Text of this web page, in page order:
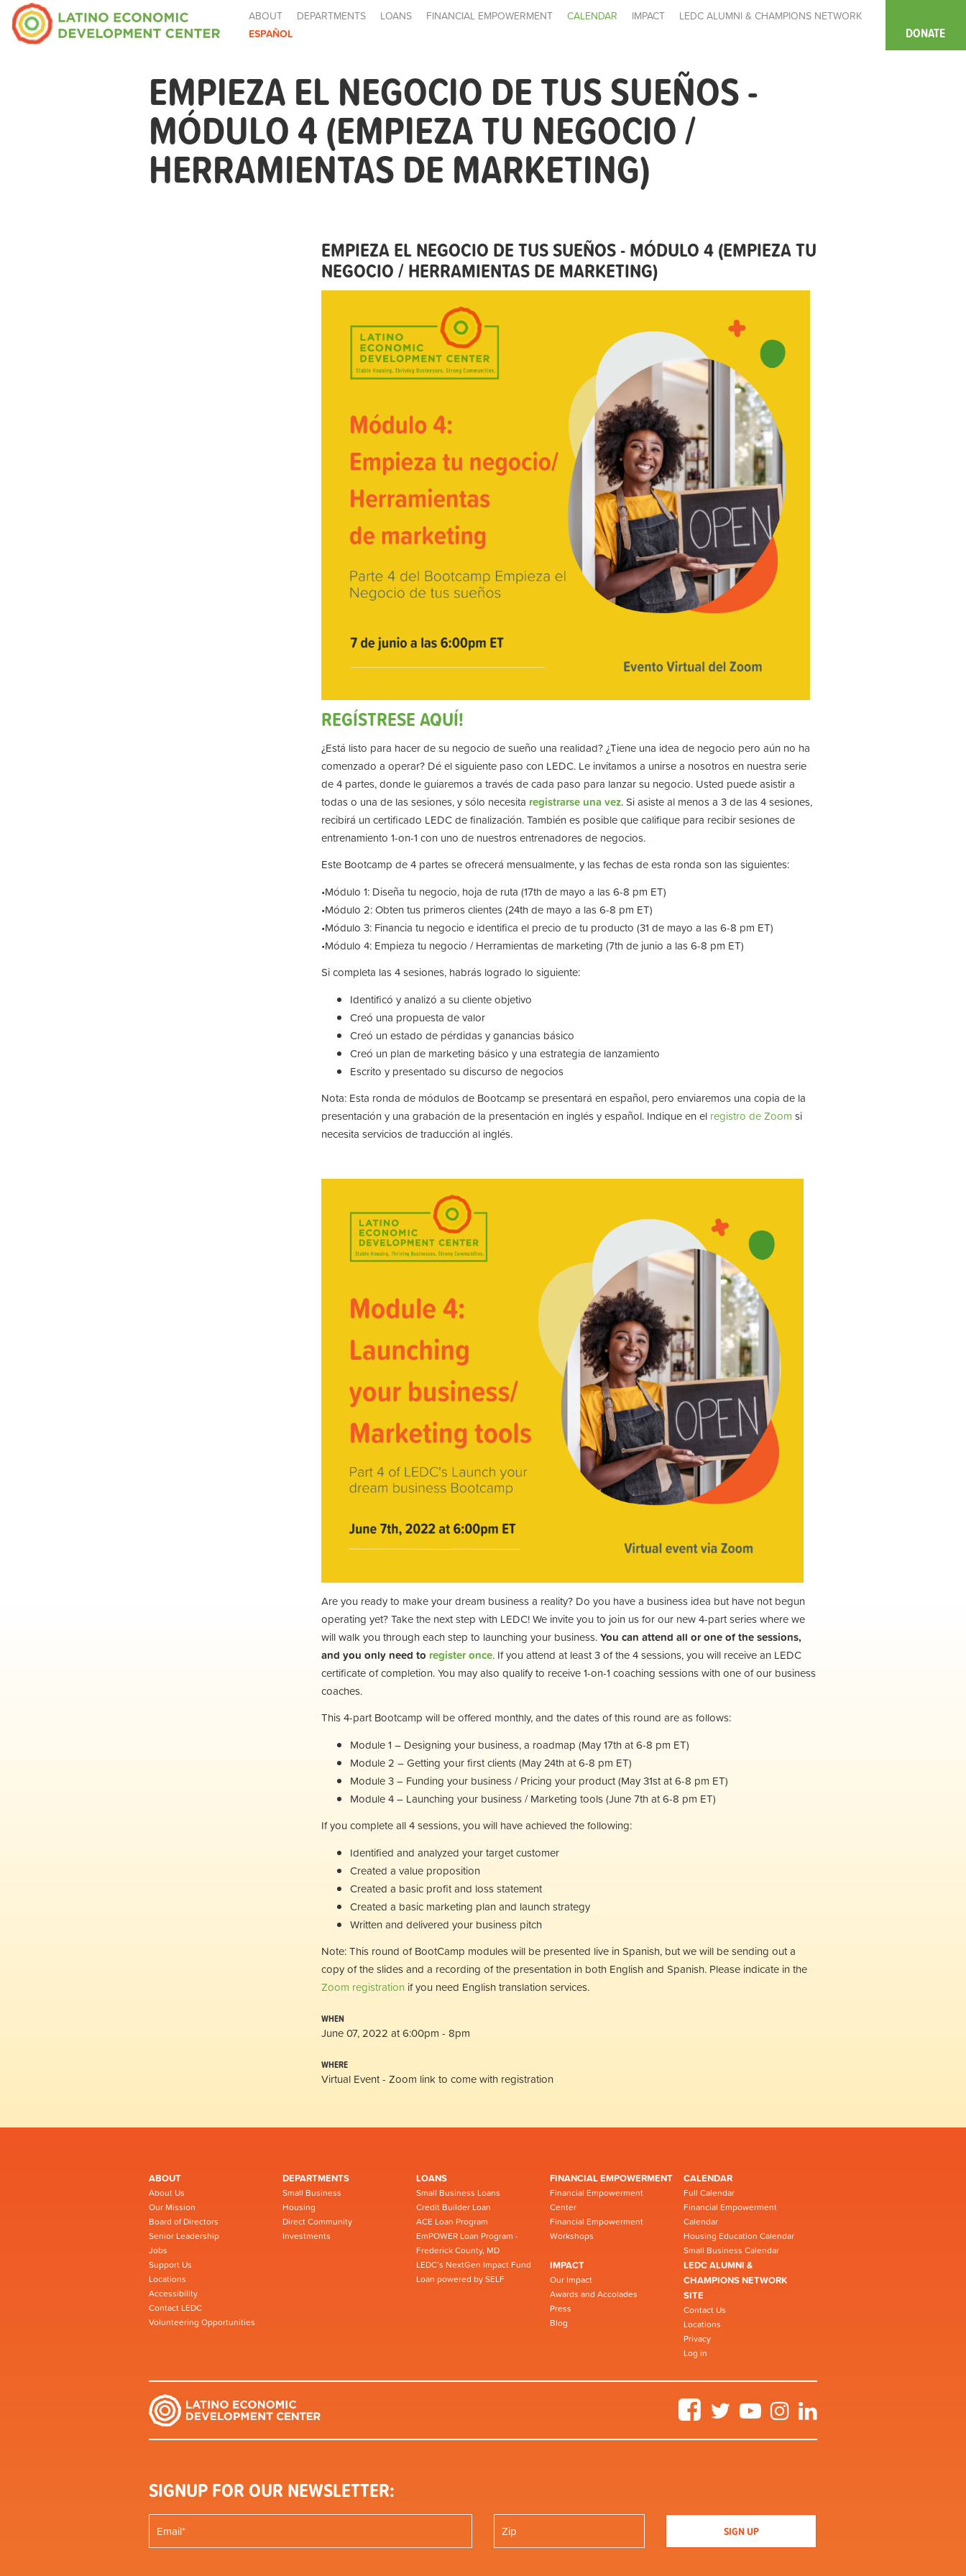
ABOUT DEPARTMENTS LOANS FINANCIAL EMPOWERMENT CALENDAR IMPACT
LEDC ALUMNI & CHAMPIONS NETWORK
ESPAÑOL
DONATE
EMPIEZA EL NEGOCIO DE TUS SUEÑOS -
MÓDULO 4 (EMPIEZA TU NEGOCIO /
HERRAMIENTAS DE MARKETING)
EMPIEZA EL NEGOCIO DE TUS SUEÑOS - MÓDULO 4 (EMPIEZA TU
NEGOCIO / HERRAMIENTAS DE MARKETING)
REGÍSTRESE AQUÍ!
¿Está listo para hacer de su negocio de sueño una realidad? ¿Tiene una idea de negocio pero aún no ha
comenzado a operar? Dé el siguiente paso con LEDC. Le invitamos a unirse a nosotros en nuestra serie
de 4 partes, donde le guiaremos a través de cada paso para lanzar su negocio. Usted puede asistir a
todas o una de las sesiones, y sólo necesita registrarse una vez. Si asiste al menos a 3 de las 4 sesiones,
recibirá un certificado LEDC de finalización. También es posible que califique para recibir sesiones de
entrenamiento 1-on-1 con uno de nuestros entrenadores de negocios.
Este Bootcamp de 4 partes se ofrecerá mensualmente, y las fechas de esta ronda son las siguientes:
•Módulo 1: Diseña tu negocio, hoja de ruta (17th de mayo a las 6-8 pm ET)
•Módulo 2: Obten tus primeros clientes (24th de mayo a las 6-8 pm ET)
•Módulo 3: Financia tu negocio e identifica el precio de tu producto (31 de mayo a las 6-8 pm ET)
•Módulo 4: Empieza tu negocio / Herramientas de marketing (7th de junio a las 6-8 pm ET)
Si completa las 4 sesiones, habrás logrado lo siguiente:
Identificó y analizó a su cliente objetivo
Creó una propuesta de valor
Creó un estado de pérdidas y ganancias básico
Creó un plan de marketing básico y una estrategia de lanzamiento
Escrito y presentado su discurso de negocios
Nota: Esta ronda de módulos de Bootcamp se presentará en español, pero enviaremos una copia de la
presentación y una grabación de la presentación en inglés y español. Indique en el registro de Zoom si
necesita servicios de traducción al inglés.
Are you ready to make your dream business a reality? Do you have a business idea but have not begun
operating yet? Take the next step with LEDC! We invite you to join us for our new 4-part series where we
will walk you through each step to launching your business.You can attend all or one of the sessions,
and you only need to register once. If you attend at least 3 of the 4 sessions, you will receive an LEDC
certificate of completion. You may also qualify to receive 1-on-1 coaching sessions with one of our business
coaches.
This 4-part Bootcamp will be offered monthly, and the dates of this round are as follows:
Module 1 – Designing your business, a roadmap (May 17th at 6-8 pm ET)
Module 2 – Getting your first clients (May 24th at 6-8 pm ET)
Module 3 – Funding your business / Pricing your product (May 31st at 6-8 pm ET)
Module 4 – Launching your business / Marketing tools (June 7th at 6-8 pm ET)
If you complete all 4 sessions, you will have achieved the following:
Identified and analyzed your target customer
Created a value proposition
Created a basic profit and loss statement
Created a basic marketing plan and launch strategy
Written and delivered your business pitch
Note: This round of BootCamp modules will be presented live in Spanish, but we will be sending out a
copy of the slides and a recording of the presentation in both English and Spanish. Please indicate in the
Zoom registration if you need English translation services.
WHEN
June 07, 2022 at 6:00pm - 8pm
WHERE
Virtual Event - Zoom link to come with registration
ABOUT
About Us
Our Mission
Board of Directors
Senior Leadership
Jobs
Support Us
Locations
Accessibility
Contact LEDC
Volunteering Opportunities
DEPARTMENTS
Small Business
Housing
Direct Community
Investments
LOANS
Small Business Loans
Credit Builder Loan
ACE Loan Program
EmPOWER Loan Program -
Frederick County, MD
LEDC’s NextGen Impact Fund
Loan powered by SELF
FINANCIAL EMPOWERMENT
Financial Empowerment
Center
Financial Empowerment
Workshops
CALENDAR
Full Calendar
Financial Empowerment
Calendar
Housing Education Calendar
Small Business Calendar
IMPACT
Our Impact
Awards and Accolades
Press
Blog
LEDC ALUMNI &
CHAMPIONS NETWORK
SITE
Contact Us
Locations
Privacy
Log in
FacebookTwitter YouTubeInstagram
SIGNUP FOR OUR NEWSLETTER: